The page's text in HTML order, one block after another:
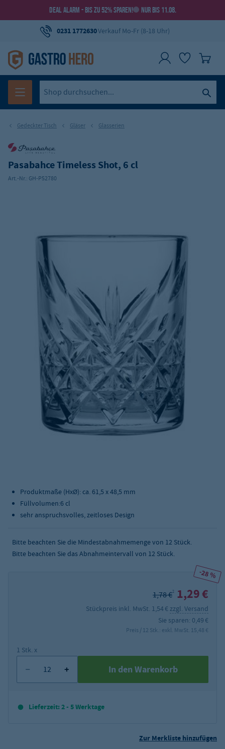
DEAL ALARM - BIS ZU 52% SPAREN! NUR BIS 11.08.
0231 1772630Verkauf Mo-Fr (8-18 Uhr)
Gedeckter Tisch Gläser Glasserien
Pasabahce Timeless Shot, 6 cl
Art.-Nr.: GH-P52780
Produktmaße (HxØ): ca. 61,5 x 48,5 mm
Füllvolumen:6 cl
sehr anspruchsvolles, zeitloses Design
Bitte beachten Sie die Mindestabnahmemenge von 12 Stück.
Bitte beachten Sie das Abnahmeintervall von 12 Stück.
-28 %
1,78 €2 1,29 €
Stückpreis inkl. MwSt. 1,54 € zzgl. Versand
Sie sparen: 0,49 €
Preis / 12 Stk.: exkl. MwSt. 15,48 €
1 Stk. x
In den Warenkorb
Lieferzeit: 2 - 5 Werktage
Zur Merkliste hinzufügen